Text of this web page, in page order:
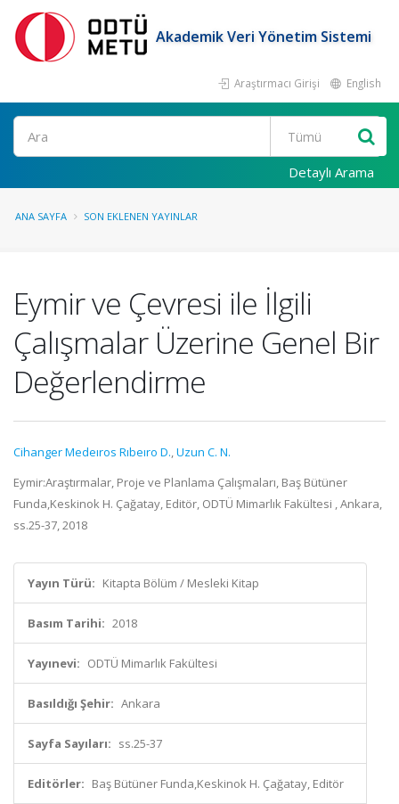
Akademik Veri Yönetim Sistemi
Araştırmacı Girişi English
Ara
Detaylı Arama
ANA SAYFA SON EKLENEN YAYINLAR
Eymir ve Çevresi ile İlgili
Çalışmalar Üzerine Genel Bir
Değerlendirme
Cihanger Medeıros Rıbeıro D.,Uzun C. N.
Eymir:Araştırmalar, Proje ve Planlama Çalışmaları, Baş Bütüner
Funda,Keskinok H. Çağatay, Editör, ODTÜ Mimarlık Fakültesi , Ankara,
ss.25-37, 2018
Yayın Türü: Kitapta Bölüm / Mesleki Kitap
Basım Tarihi: 2018
Yayınevi: ODTÜ Mimarlık Fakültesi
Basıldığı Şehir: Ankara
Sayfa Sayıları: ss.25-37
Editörler: Baş Bütüner Funda,Keskinok H. Çağatay, Editör